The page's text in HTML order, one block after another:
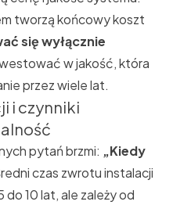
tworzą końcowy koszt
się wyłącznie
w jakość, która
przez wiele lat.
i czynniki
pytań brzmi: „Kiedy
czas zwrotu instalacji
10 lat, ale zależy od